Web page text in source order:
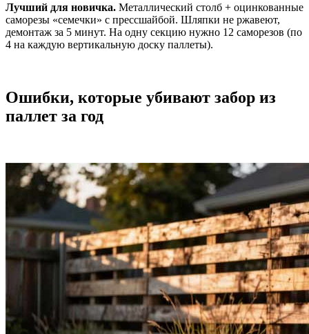
Лучший для новичка. Металлический столб + оцинкованные
саморезы «семечки» с прессшайбой. Шляпки не ржавеют,
демонтаж за 5 минут. На одну секцию нужно 12 саморезов (по
4 на каждую вертикальную доску паллеты).
Ошибки, которые убивают забор из
паллет за год